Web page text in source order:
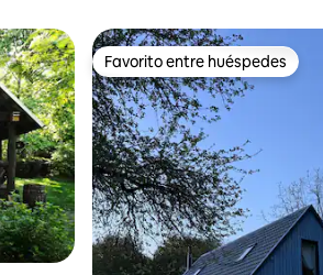
Favorito entre huéspedes
Favorito entre huéspedes